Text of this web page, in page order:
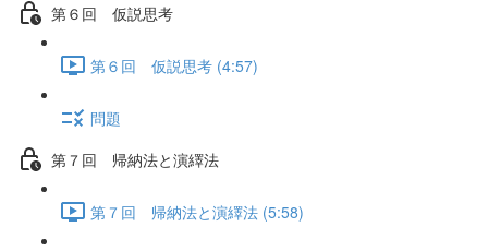
第６回 仮説思考
第６回 仮説思考 (4:57)
問題
第７回 帰納法と演繹法
第７回 帰納法と演繹法 (5:58)